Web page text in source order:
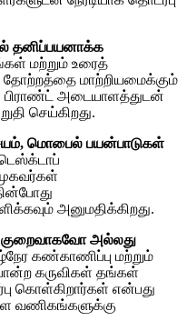
தனிப்பயனாக்க
மற்றும் உரைத்
மாற்றியமைக்கும்
பிராண்ட் அடையாளத்துடன்
செய்கிறது.
மொபைல் பயன்பாடுகள்
அனுமதிக்கிறது.
அல்லது
கண்காணிப்பு மற்றும்
கருவிகள் தங்கள்
கொள்கிறார்கள் என்பது
வணிகங்களுக்கு